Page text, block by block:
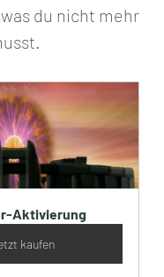
du nicht mehr
Aktivierung
kaufen